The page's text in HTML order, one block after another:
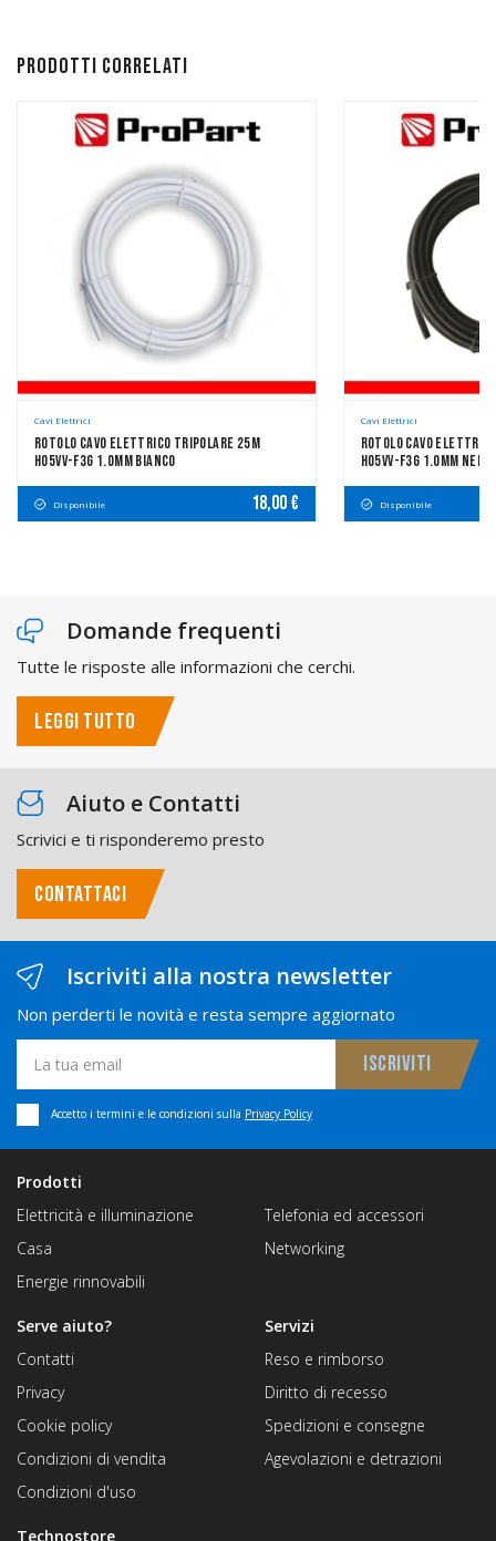
Prodotti correlati
Cavi Elettrici
Rotolo Cavo Elettrico Tripolare 25m
H05VV-F3G 1.0mm Bianco
Disponibile 18,00 €
Cavi Elettrici
Rotolo Cavo
H05VV-F3G 1.0mm Nero
Disponibile
Domande frequenti
Tutte le risposte alle informazioni che cerchi.
LEGGI TUTTO
Aiuto e Contatti
Scrivici e ti risponderemo presto
CONTATTACI
Iscriviti alla nostra newsletter
Non perderti le novità e resta sempre aggiornato
Accetto i termini e le condizioni sulla Privacy Policy
Prodotti
Elettricità e illuminazione
Casa
Energie rinnovabili
Telefonia ed accessori
Networking
Technostore
Servizi
Reso e rimborso
Diritto di recesso
Spedizioni e consegne
Agevolazioni e detrazioni
Serve aiuto?
Contatti
Privacy
Cookie policy
Condizioni di vendita
Condizioni d'uso